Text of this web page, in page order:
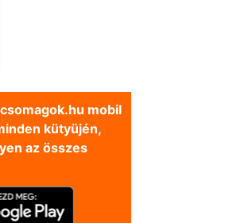
mobil
kütyüjén,
az összes